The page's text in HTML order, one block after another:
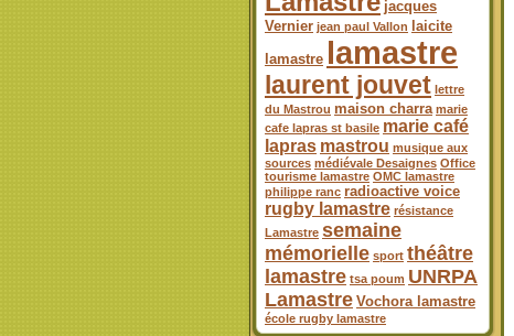
jacques
Vernier jean paul Vallon
laicite
lamastre lamastre
laurent jouvet lettre
du Mastrou maison charra marie
cafe lapras st basile marie café
lapras mastrou musique aux
sources médiévale Desaignes Office
tourisme lamastre OMC lamastre
philippe ranc radioactive voice
rugby lamastre résistance
Lamastre semaine
mémorielle sport théâtre
lamastre tsa poum UNRPA
Lamastre Vochora lamastre
école rugby lamastre